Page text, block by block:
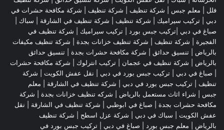
فلل
معلم جبس شركة تنظيف شركة تنظيف
شركة مكافحة حشرات في
دبي
تركيب سيراميك شركة تنظيف شركة تنظيف في الشارقة | سباك |
صباغ في دبي |تركيب جبس بورد | تركيب سيراميك
شركة تنظيف في
الفجيرة
شركة تنظيف شركة تنظيف خزانات بجدة
شركة تنظيف مكيفات
بالرياض
تنسيق حدائق شركة مكافحة حشرات بجدة
تنسيق حدائق
بالرياض
شركة تنظيف في عجمان | تركيب انترلوك | شركة مكافحة حشرات
صباغ في دبي تركيب جبس بورد في دبي نقل عفش الكويت
شركة
تنظيف
تركيب جبس بورد في دبي شركة تنظيف في الشارقة
معلم
جبس
شراء اثاث مستعمل بالرياض شركه تنظيف خزانات بجدة
شركة
مكافحة حشرات بجدة
صباغ في ابوظبي شركة تنظيف في الشارقة
نقل
عفش الكويت | سباك في دبي | شركة عزل اسطح
شركة تنظيف
بالرياض
معلم جبس بورد صباغ في دبي تركيب جبس بورد في